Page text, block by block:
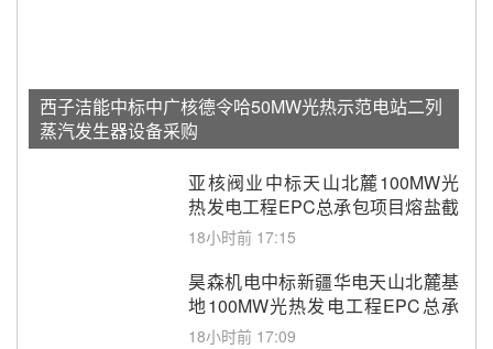
西子洁能中标中广核德令哈50MW光热示范电站二列
蒸汽发生器设备采购
亚核阀业中标天山北麓100MW光
热发电工程EPC总承包项目熔盐截
止阀、熔盐三偏心蝶阀采购
18小时前 17:15
昊森机电中标新疆华电天山北麓基
地100MW光热发电工程EPC总承
包项目熔盐介质超声波流量计采购
18小时前 17:09